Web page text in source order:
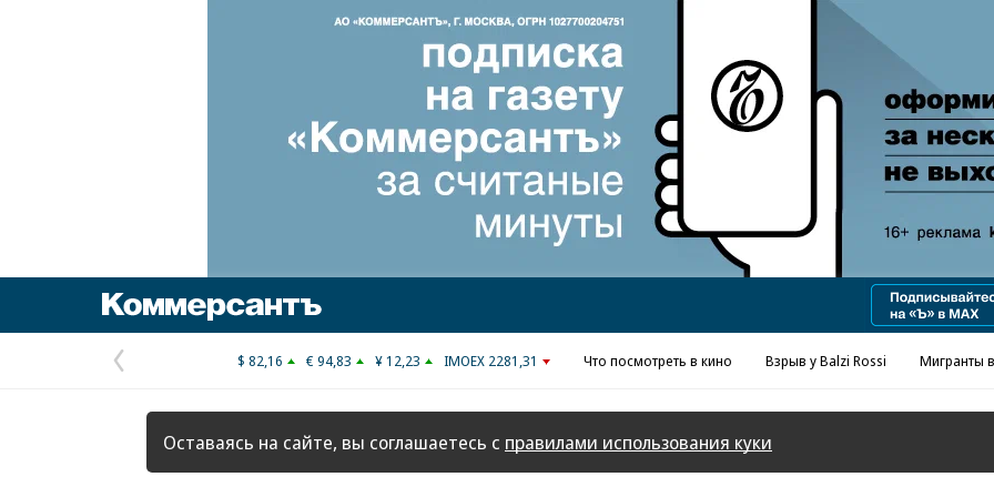
Реклама в «Ъ» www.kommersant.ru/ad
Предыдущая
страница
$ 82,16 € 94,83 ¥ 12,23 IMOEX 2281,31 Что посмотреть в кино Взрыв у Balzi Rossi Мигранты
Оставаясь на сайте, вы соглашаетесь с правилами использования куки